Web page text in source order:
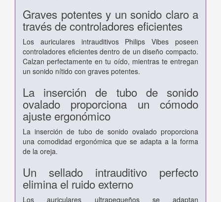
Graves potentes y un sonido claro a
través de controladores eficientes
Los auriculares intrauditivos Philips Vibes poseen
controladores eficientes dentro de un diseño compacto.
Calzan perfectamente en tu oído, mientras te entregan
un sonido nítido con graves potentes.
La inserción de tubo de sonido
ovalado proporciona un cómodo
ajuste ergonómico
La inserción de tubo de sonido ovalado proporciona
una comodidad ergonómica que se adapta a la forma
de la oreja.
Un sellado intrauditivo perfecto
elimina el ruido externo
Los auriculares ultrapequeños se adaptan